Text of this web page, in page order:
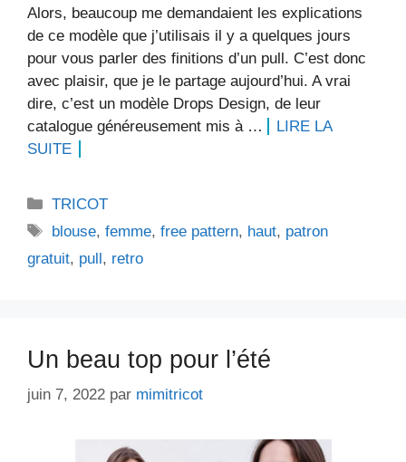
Alors, beaucoup me demandaient les explications
de ce modèle que j’utilisais il y a quelques jours
pour vous parler des finitions d’un pull. C’est donc
avec plaisir, que je le partage aujourd’hui. A vrai
dire, c’est un modèle Drops Design, de leur
catalogue généreusement mis à …
LIRE LA
SUITE
Catégories
TRICOT
Étiquettes
blouse,femme,free pattern, haut, patron
gratuit, pull, retro
Un beau top pour l’été
juin 7, 2022 par mimitricot